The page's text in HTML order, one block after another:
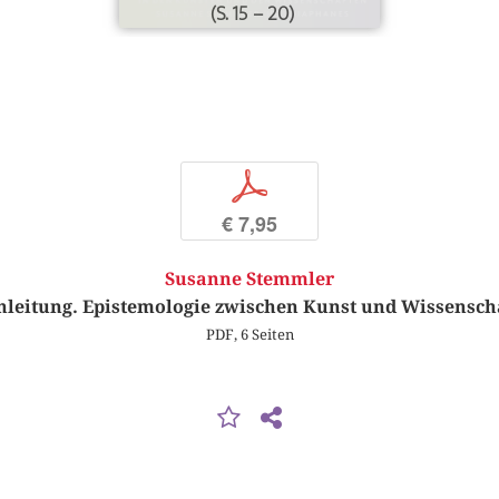
(S. 15 – 20)
p
€ 7,95
Susanne Stemmler
Epistemologie zwischen Kunst und
PDF, 6 Seiten